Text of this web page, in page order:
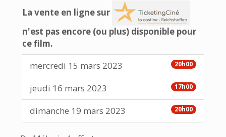
La vente en ligne sur
n'est pas encore (ou plus) disponible pour
ce film.
20h00
mercredi 15 mars 2023
17h00
jeudi 16 mars 2023
20h00
dimanche 19 mars 2023